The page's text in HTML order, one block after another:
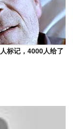
标记，4000人给了